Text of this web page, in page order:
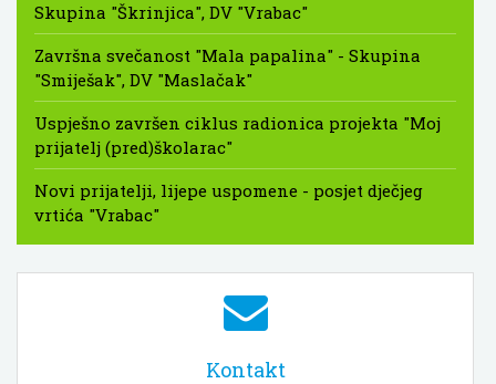
Skupina "Škrinjica", DV "Vrabac"
Završna svečanost "Mala papalina" - Skupina
"Smiješak", DV "Maslačak"
Uspješno završen ciklus radionica projekta "Moj
prijatelj (pred)školarac"
Novi prijatelji, lijepe uspomene - posjet dječjeg
vrtića "Vrabac"
Kontakt